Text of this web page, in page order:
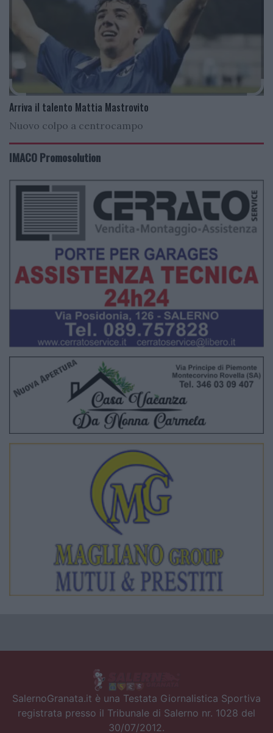
Arriva il talento Mattia Mastrovito
Nuovo colpo a centrocampo
IMACO Promosolution
SalernoGranata.it è una Testata Giornalistica Sportiva
registrata presso il Tribunale di Salerno nr. 1028 del
30/07/2012.